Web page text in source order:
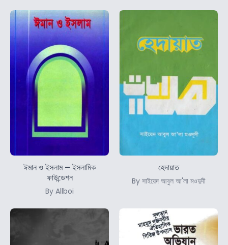
ঈমান ও ইসলাম – ইসলামিক
ফাউন্ডেশন
By Allboi
হেদায়াত
By সাইয়েদ আবুল আ'লা মওদুদী